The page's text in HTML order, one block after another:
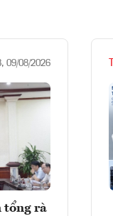
09/08/2026
tổng rà